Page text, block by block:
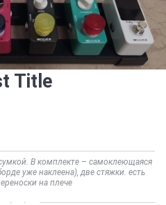
Title
В комплекте – самоклеющаяся
уже наклеена), две стяжки. есть
на плече